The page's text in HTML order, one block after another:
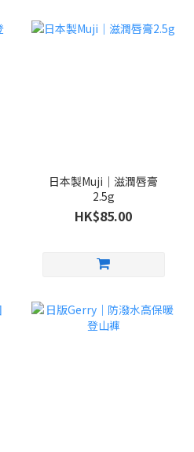
日本製Muji｜滋潤唇膏
2.5g
HK$85.00